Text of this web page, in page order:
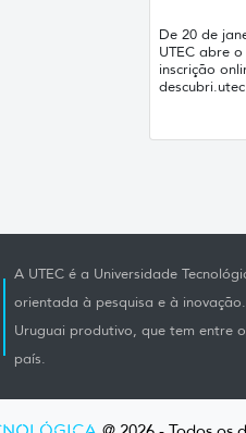
De 20 de
UTEC abre
inscrição
A UTEC é a Universidade
orientada à pesquisa e à
Uruguai produtivo, que tem entre
país.